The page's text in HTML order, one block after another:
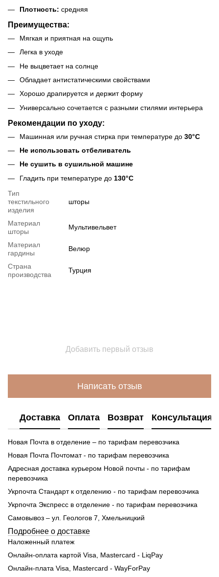
Плотность: средняя
Преимущества:
Мягкая и приятная на ощупь
Легка в уходе
Не выцветает на солнце
Обладает антистатическими свойствами
Хорошо драпируется и держит форму
Универсально сочетается с разными стилями интерьера
Рекомендации по уходу:
Машинная или ручная стирка при температуре до 30°C
Не использовать отбеливатель
Не сушить в сушильной машине
Гладить при температуре до 130°C
Тип
текстильного
изделия
шторы
Материал
шторы
Мультивельвет
Материал
гардины
Велюр
Страна
производства
Турция
Добавить первый отзыв
Написать отзыв
Доставка Оплата Возврат Консультация
Новая Почта в отделение – по тарифам перевозчика
Новая Почта Почтомат - по тарифам перевозчика
Адресная доставка курьером Новой почты - по тарифам
перевозчика
Укрпочта Стандарт к отделению - по тарифам перевозчика
Укрпочта Экспресс в отделение - по тарифам перевозчика
Самовывоз – ул. Геологов 7, Хмельницкий
Подробнее о доставке
Наложенный платеж
Онлайн-оплата картой Visa, Mastercard - LiqPay
Онлайн-плата Visa, Mastercard - WayForPay